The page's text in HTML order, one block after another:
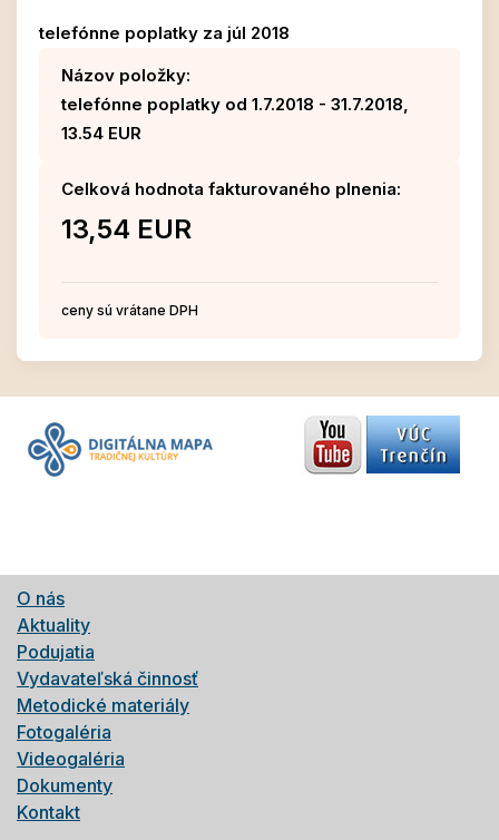
telefónne poplatky za júl 2018
Názov položky:
telefónne poplatky od 1.7.2018 - 31.7.2018,
13.54 EUR
Celková hodnota fakturovaného plnenia:
13,54 EUR
ceny sú vrátane DPH
O nás
Aktuality
Podujatia
Vydavateľská činnosť
Metodické materiály
Fotogaléria
Videogaléria
Dokumenty
Kontakt